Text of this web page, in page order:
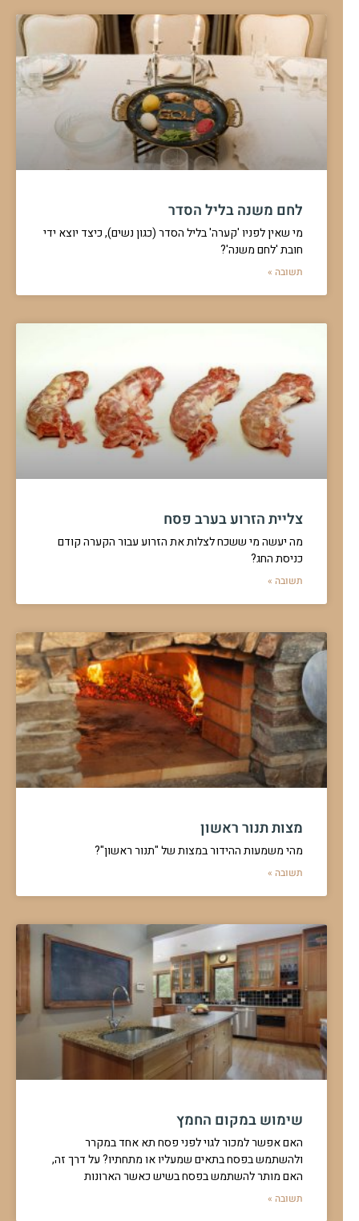
לחם משנה בליל הסדר
מי שאין לפניו 'קערה' בליל הסדר (כגון נשים), כיצד יוצא ידי
חובת 'לחם משנה'?
תשובה »
צליית הזרוע בערב פסח
מה יעשה מי ששכח לצלות את הזרוע עבור הקערה קודם
כניסת החג?
תשובה »
מצות תנור ראשון
מהי משמעות ההידור במצות של "תנור ראשון"?
תשובה »
שימוש במקום החמץ
האם אפשר למכור לגוי לפני פסח תא אחד במקרר
ולהשתמש בפסח בתאים שמעליו או מתחתיו? על דרך זה,
האם מותר להשתמש בפסח בשיש כאשר הארונות
תשובה »